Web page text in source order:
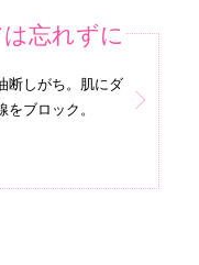
忘れずに
断しがち。肌にダ
ブロック。